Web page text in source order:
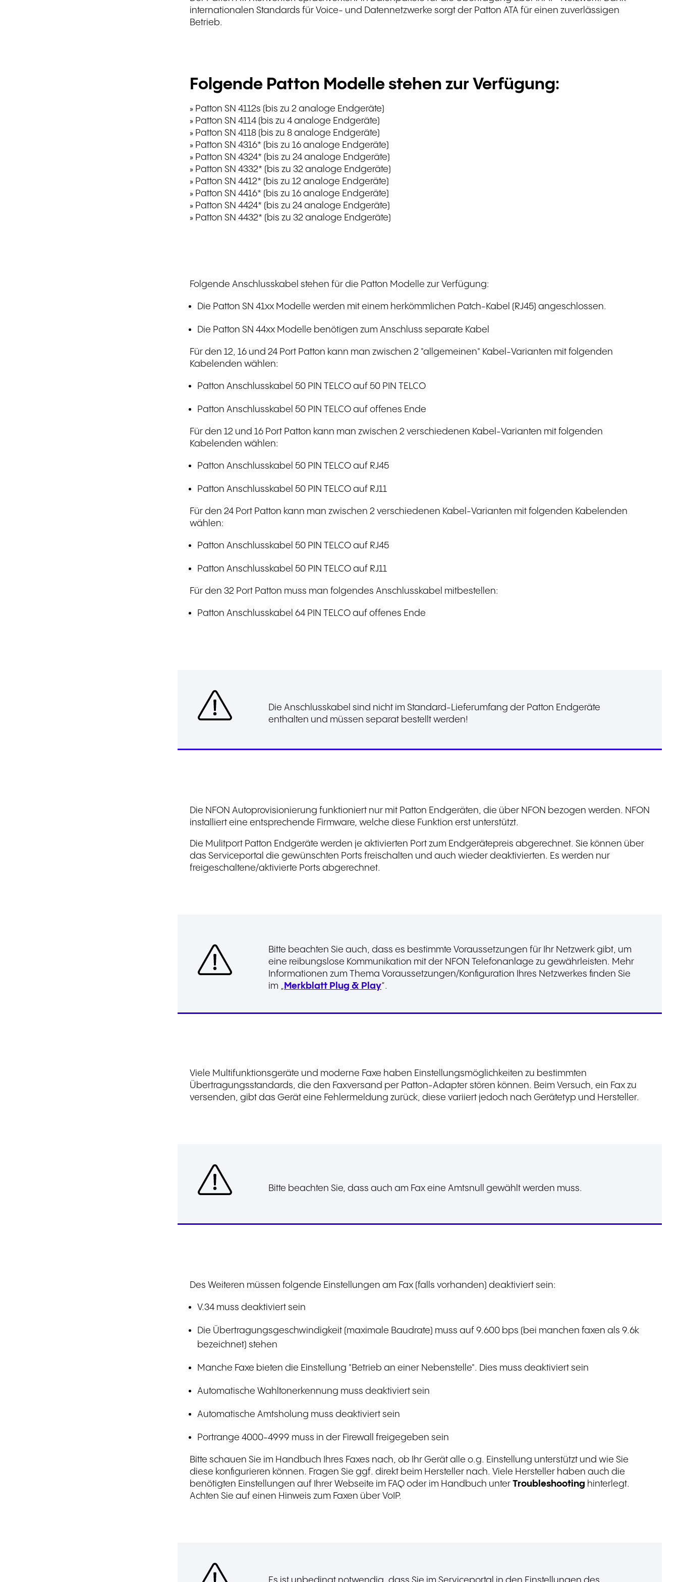
Schreiben Sie uns
internationalen Standards für Voice- und Datennetzwerke sorgt der Patton ATA für einen zuverlässigen
Betrieb.
Folgende Patton Modelle stehen zur Verfügung:
» Patton SN 4112s (bis zu 2 analoge Endgeräte)
» Patton SN 4114 (bis zu 4 analoge Endgeräte)
» Patton SN 4118 (bis zu 8 analoge Endgeräte)
» Patton SN 4316* (bis zu 16 analoge Endgeräte)
» Patton SN 4324* (bis zu 24 analoge Endgeräte)
» Patton SN 4332* (bis zu 32 analoge Endgeräte)
» Patton SN 4412* (bis zu 12 analoge Endgeräte)
» Patton SN 4416* (bis zu 16 analoge Endgeräte)
» Patton SN 4424* (bis zu 24 analoge Endgeräte)
» Patton SN 4432* (bis zu 32 analoge Endgeräte)
Folgende Anschlusskabel stehen für die Patton Modelle zur Verfügung:
Die Patton SN 41xx Modelle werden mit einem herkömmlichen Patch-Kabel (RJ45) angeschlossen.
Die Patton SN 44xx Modelle benötigen zum Anschluss separate Kabel
Für den 12, 16 und 24 Port Patton kann man zwischen 2 "allgemeinen" Kabel-Varianten mit folgenden
Kabelenden wählen:
Patton Anschlusskabel 50 PIN TELCO auf 50 PIN TELCO
Patton Anschlusskabel 50 PIN TELCO auf offenes Ende
Für den 12 und 16 Port Patton kann man zwischen 2 verschiedenen Kabel-Varianten mit folgenden
Kabelenden wählen:
Patton Anschlusskabel 50 PIN TELCO auf RJ45
Patton Anschlusskabel 50 PIN TELCO auf RJ11
Für den 24 Port Patton kann man zwischen 2 verschiedenen Kabel-Varianten mit folgenden Kabelenden
wählen:
Patton Anschlusskabel 50 PIN TELCO auf RJ45
Patton Anschlusskabel 50 PIN TELCO auf RJ11
Für den 32 Port Patton muss man folgendes Anschlusskabel mitbestellen:
Patton Anschlusskabel 64 PIN TELCO auf offenes Ende
Die Anschlusskabel sind nicht im Standard-Lieferumfang der Patton Endgeräte
enthalten und müssen separat bestellt werden!
Die NFON Autoprovisionierung funktioniert nur mit Patton Endgeräten, die über NFON bezogen werden. NFON
installiert eine entsprechende Firmware, welche diese Funktion erst unterstützt.
Die Mulitport Patton Endgeräte werden je aktivierten Port zum Endgerätepreis abgerechnet. Sie können über
das Serviceportal die gewünschten Ports freischalten und auch wieder deaktivierten. Es werden nur
freigeschaltene/aktivierte Ports abgerechnet.
Bitte beachten Sie auch, dass es bestimmte Voraussetzungen für Ihr Netzwerk gibt, um
eine reibungslose Kommunikation mit der NFON Telefonanlage zu gewährleisten. Mehr
Informationen zum Thema Voraussetzungen/Konfiguration Ihres Netzwerkes finden Sie
im „ Merkblatt Plug & Play“.
Viele Multifunktionsgeräte und moderne Faxe haben Einstellungsmöglichkeiten zu bestimmten
Übertragungsstandards, die den Faxversand per Patton-Adapter stören können. Beim Versuch, ein Fax zu
versenden, gibt das Gerät eine Fehlermeldung zurück, diese variiert jedoch nach Gerätetyp und Hersteller.
Bitte beachten Sie, dass auch am Fax eine Amtsnull gewählt werden muss.
Des Weiteren müssen folgende Einstellungen am Fax (falls vorhanden) deaktiviert sein:
V.34 muss deaktiviert sein
Die Übertragungsgeschwindigkeit (maximale Baudrate) muss auf 9.600 bps (bei manchen faxen als 9.6k
bezeichnet) stehen
Manche Faxe bieten die Einstellung "Betrieb an einer Nebenstelle". Dies muss deaktiviert sein
Automatische Wahltonerkennung muss deaktiviert sein
Automatische Amtsholung muss deaktiviert sein
Portrange 4000-4999 muss in der Firewall freigegeben sein
Bitte schauen Sie im Handbuch Ihres Faxes nach, ob Ihr Gerät alle o.g. Einstellung unterstützt und wie Sie
diese konfigurieren können. Fragen Sie ggf. direkt beim Hersteller nach. Viele Hersteller haben auch die
benötigten Einstellungen auf Ihrer Webseite im FAQ oder im Handbuch unter Troubleshooting hinterlegt.
Achten Sie auf einen Hinweis zum Faxen über VoIP.